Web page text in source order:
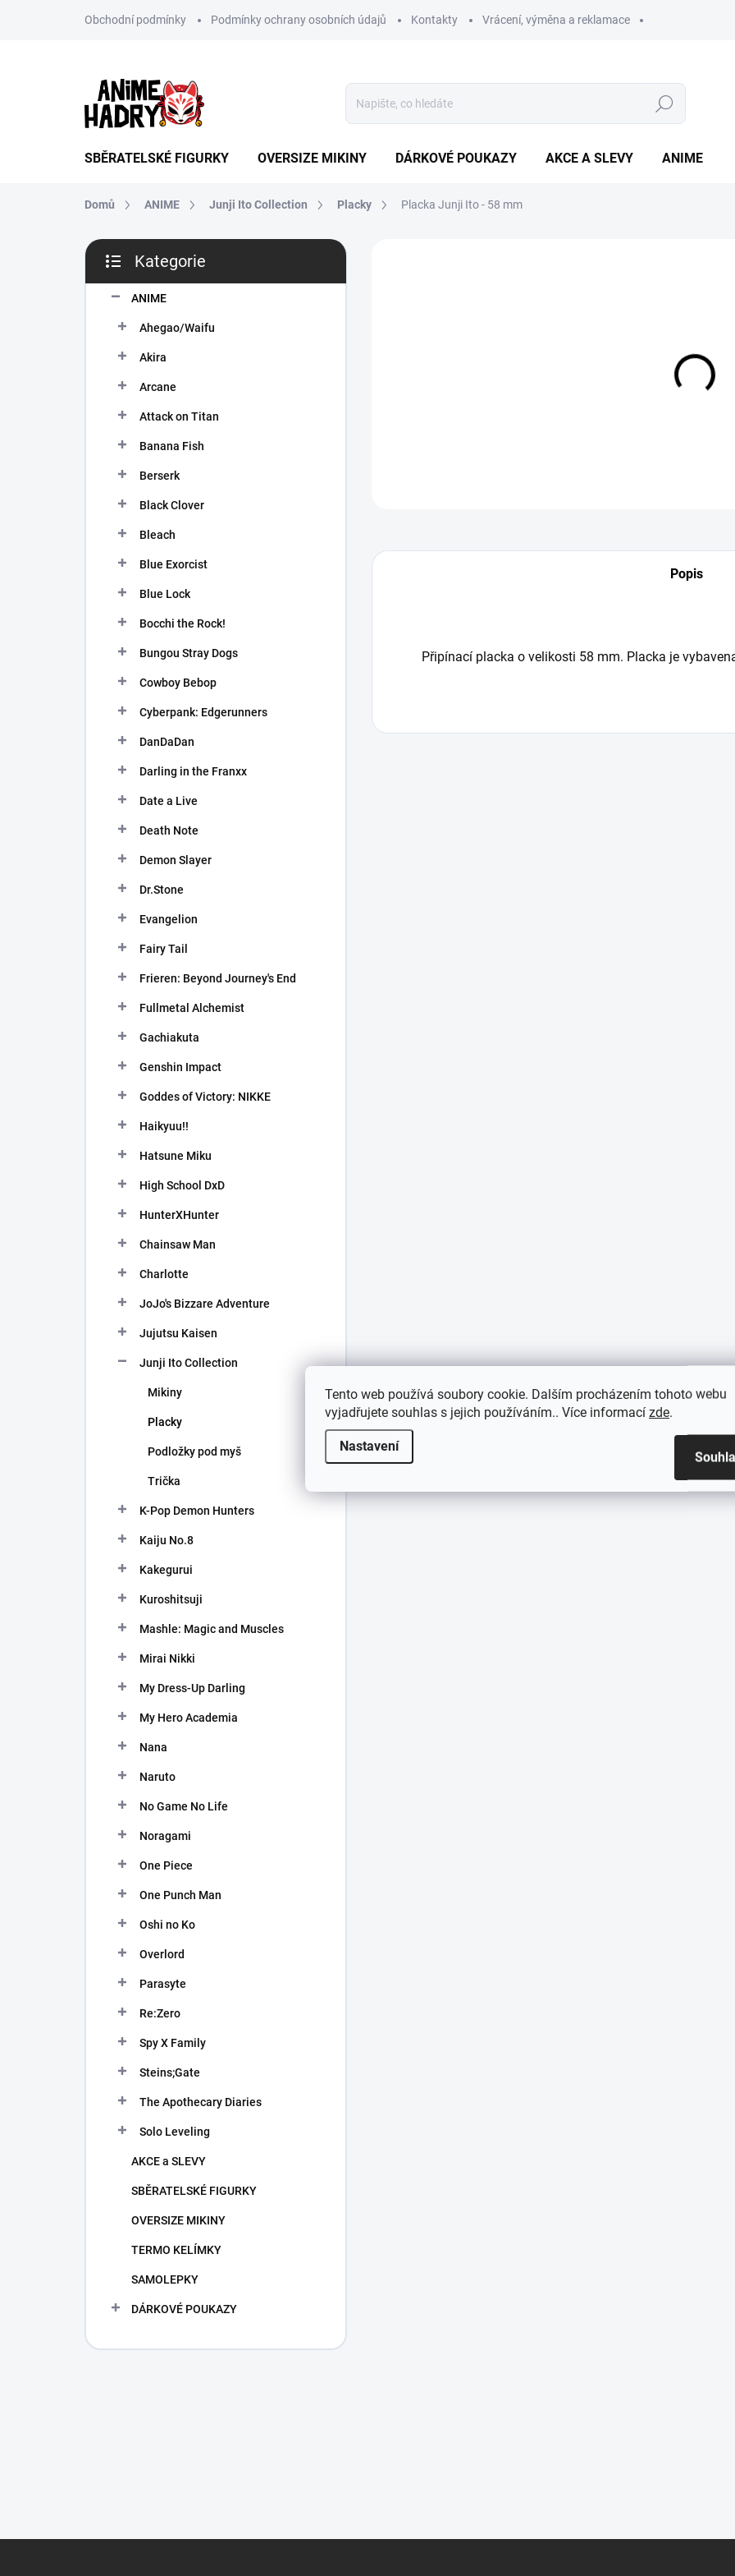
Tento web používá soubory cookie. Dalším procházením tohoto webu
vyjadřujete souhlas s jejich používáním.. Více informací zde.
Nastavení
Obchodní podmínky Podmínky ochrany osobních údajů Kontakty Vrácení, výměna a reklamace
Hledat
SBĚRATELSKÉ FIGURKY OVERSIZE MIKINY DÁRKOVÉ POUKAZY AKCE A SLEVY ANIME
Domů ANIME Junji Ito Collection Placky Placka Junji Ito - 58 mm
P
s
kategorie
Kategorie
ANIME
Ahegao/Waifu
Akira
Arcane
Attack on Titan
Banana Fish
Berserk
Black Clover
Bleach
Blue Exorcist
Blue Lock
Bocchi the Rock!
Bungou Stray Dogs
Cowboy Bebop
Cyberpank: Edgerunners
DanDaDan
Darling in the Franxx
Date a Live
Death Note
Demon Slayer
Dr.Stone
Evangelion
Fairy Tail
Frieren: Beyond Journey's End
Fullmetal Alchemist
Gachiakuta
Genshin Impact
Goddes of Victory: NIKKE
Haikyuu!!
Hatsune Miku
High School DxD
HunterXHunter
Chainsaw Man
Charlotte
JoJo's Bizzare Adventure
Jujutsu Kaisen
Junji Ito Collection
Mikiny
Placky
Podložky pod myš
Trička
K-Pop Demon Hunters
Kaiju No.8
Kakegurui
Kuroshitsuji
Mashle: Magic and Muscles
Mirai Nikki
My Dress-Up Darling
My Hero Academia
Nana
Naruto
No Game No Life
Noragami
One Piece
One Punch Man
Oshi no Ko
Overlord
Parasyte
Re:Zero
Spy X Family
Steins;Gate
The Apothecary Diaries
Solo Leveling
AKCE a SLEVY
SBĚRATELSKÉ FIGURKY
OVERSIZE MIKINY
TERMO KELÍMKY
SAMOLEPKY
DÁRKOVÉ POUKAZY
Popis
Připínací placka o velikosti 58 mm. Placka je